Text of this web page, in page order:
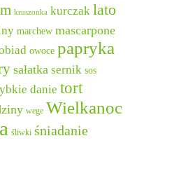
kruszonka kurczak lato
marchew mascarpone
owoce papryka
sałatka sernik sos
danie tort
wege Wielkanoc
śliwki śniadanie